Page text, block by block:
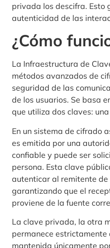
privada los descifra.
autenticidad de las
¿Cómo
La Infraestructura de
métodos avanzados de
seguridad de las
de los usuarios. Se basa
que utiliza dos claves:
En un sistema de cifrado
es emitida por una
confiable y puede ser
persona. Esta clave
autenticar al remitente de
garantizando que el
proviene de la fuente
La clave privada, la otra
permanece estrictamente
mantenida únicamente